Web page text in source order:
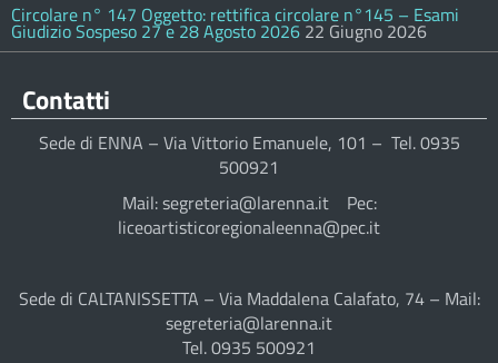
Circolare n° 147 Oggetto: rettifica circolare n°145 – Esami
Giudizio Sospeso 27 e 28 Agosto 2026 22 Giugno 2026
Contatti
Sede di ENNA – Via Vittorio Emanuele, 101 – Tel. 0935
500921
Mail: segreteria@larenna.it Pec:
liceoartisticoregionaleenna@pec.it
Sede di CALTANISSETTA – Via Maddalena Calafato, 74 – Mail:
segreteria@larenna.it
Tel. 0935 500921